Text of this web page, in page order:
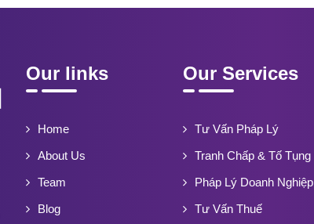
Our links
Home
About Us
Team
Blog
Our Services
Tư Vấn Pháp Lý
Tranh Chấp & Tố Tụng
Pháp Lý Doanh Nghiệp
Tư Vấn Thuế